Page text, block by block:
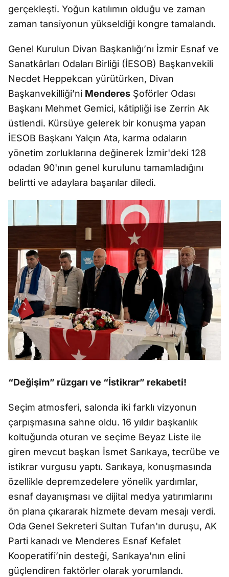
gerçekleşti. Yoğun katılımın olduğu ve zaman
zaman tansiyonun yükseldiği kongre tamalandı.
Genel Kurulun Divan Başkanlığı’nı İzmir Esnaf ve
Sanatkârları Odaları Birliği (İESOB) Başkanvekili
Necdet Heppekcan yürütürken, Divan
Başkanvekilliği’ni Menderes Şoförler Odası
Başkanı Mehmet Gemici, kâtipliği ise Zerrin Ak
üstlendi. Kürsüye gelerek bir konuşma yapan
İESOB Başkanı Yalçın Ata, karma odaların
yönetim zorluklarına değinerek İzmir'deki 128
odadan 90'ının genel kurulunu tamamladığını
belirtti ve adaylara başarılar diledi.
“Değişim” rüzgarı ve “İstikrar” rekabeti!
Seçim atmosferi, salonda iki farklı vizyonun
çarpışmasına sahne oldu. 16 yıldır başkanlık
koltuğunda oturan ve seçime Beyaz Liste ile
giren mevcut başkan İsmet Sarıkaya, tecrübe ve
istikrar vurgusu yaptı. Sarıkaya, konuşmasında
özellikle depremzedelere yönelik yardımlar,
esnaf dayanışması ve dijital medya yatırımlarını
ön plana çıkararak hizmete devam mesajı verdi.
Oda Genel Sekreteri Sultan Tufan'ın duruşu, AK
Parti kanadı ve Menderes Esnaf Kefalet
Kooperatifi’nin desteği, Sarıkaya’nın elini
güçlendiren faktörler olarak yorumlandı.